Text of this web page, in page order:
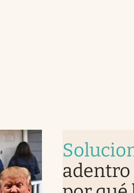
adentro